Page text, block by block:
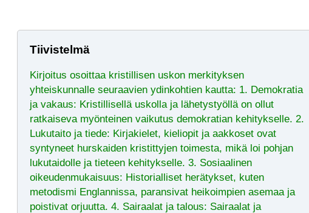
Tiivistelmä
Kirjoitus osoittaa kristillisen uskon merkityksen
yhteiskunnalle seuraavien ydinkohtien kautta: 1. Demokratia
ja vakaus: Kristillisellä uskolla ja lähetystyöllä on ollut
ratkaiseva myönteinen vaikutus demokratian kehitykselle. 2.
Lukutaito ja tiede: Kirjakielet, kieliopit ja aakkoset ovat
syntyneet hurskaiden kristittyjen toimesta, mikä loi pohjan
lukutaidolle ja tieteen kehitykselle. 3. Sosiaalinen
oikeudenmukaisuus: Historialliset herätykset, kuten
metodismi Englannissa, paransivat heikoimpien asemaa ja
poistivat orjuutta. 4. Sairaalat ja talous: Sairaalat ja